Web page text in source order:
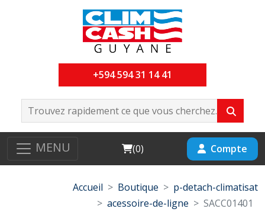
+594 594 31 14 41
MENU Cart
(0) Compte
Accueil Boutique
p-detach-climatisat
acessoire-de-ligne
SACC01401